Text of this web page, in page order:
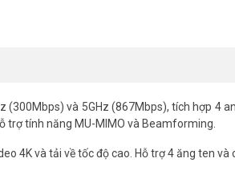
(300Mbps) và 5GHz (867Mbps), tích hợp 4
trợ tính năng MU-MIMO và Beamforming.
4K và tải về tốc độ cao. Hỗ trợ 4 ăng ten và